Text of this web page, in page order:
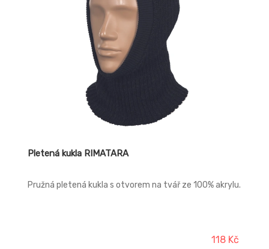
Pletená kukla RIMATARA
Pružná pletená kukla s otvorem na tvář ze 100% akrylu.
118 Kč